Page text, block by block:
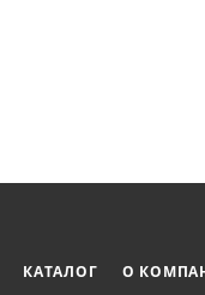
КАТАЛОГ О